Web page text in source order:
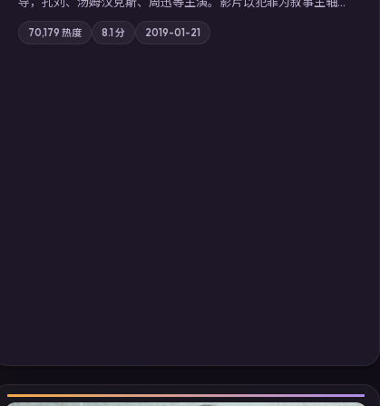
边境小镇的平静被一封匿名信彻底打破；摄影与配乐强化地域气
质；站内亦可通过「国产免费观看高清电视剧在线看」延展检索
70,179 热度 8.1 分 2019-01-21